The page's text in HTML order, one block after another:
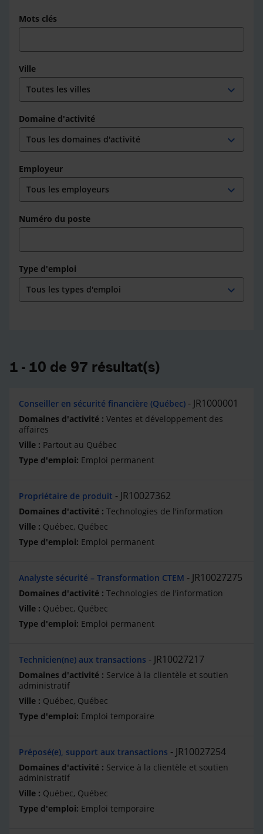
Mots clés
Ville
expand_more
Domaine d'activité
expand_more
Employeur
expand_more
Numéro du poste
Type d'emploi
expand_more
1 - 10 de 97 résultat(s)
Conseiller en sécurité financière (Québec) JR1000001
Ventes et développement des
affaires
Partout au Québec
Emploi permanent
Propriétaire de produit JR10027362
Technologies de l'information
Québec, Québec
Emploi permanent
Analyste sécurité – Transformation CTEM JR10027275
Technologies de l'information
Québec, Québec
Emploi permanent
Technicien(ne) aux transactions JR10027217
Service à la clientèle et soutien
administratif
Québec, Québec
Emploi temporaire
Préposé(e), support aux transactions JR10027254
Service à la clientèle et soutien
administratif
Québec, Québec
Emploi temporaire